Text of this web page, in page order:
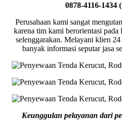
0878-4116-1434
Perusahaan kami sangat
karena tim kami berorientasi pada
selenggarakan. Melayani klien
banyak informasi seputar jasa
Keunggulan pelayanan dari